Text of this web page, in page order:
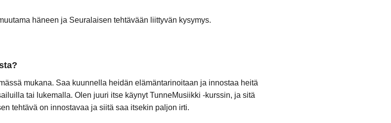
häneen ja Seuralaisen tehtävään liittyvän kysymys.
mukana. Saa kuunnella heidän elämäntarinoitaan ja innostaa heitä
tai lukemalla. Olen juuri itse käynyt TunneMusiikki -kurssin, ja sitä
tehtävä on innostavaa ja siitä saa itsekin paljon irti.